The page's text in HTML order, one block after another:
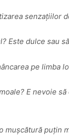
senzațiilor
Este dulce sau
pe limba
E nevoie
mușcătură puțin